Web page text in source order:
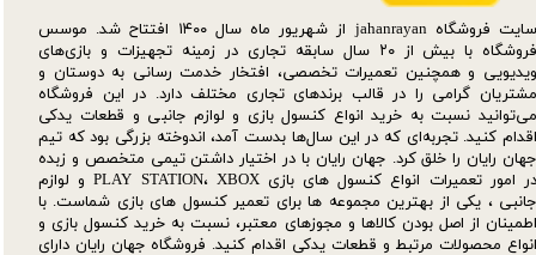
سایت فروشگاه jahanrayan از شهریور ماه سال ۱۴۰۰ افتتاح شد. موسس
فروشگاه با بیش از ۲۰ سال سابقه تجاری در زمینه تجهیزات و بازی‌های
ویدیویی و همچنین تعمیرات تخصصی، افتخار خدمت رسانی به دوستان و
مشتریان گرامی را در قالب برندهای تجاری مختلف دارد. در این فروشگاه
می‌توانید نسبت به خرید انواع کنسول بازی و لوازم جانبی و قطعات یدکی‌
اقدام کنید. تجربه‌ای که در این سال‌ها بدست آمد، اندوخته بزرگی بود که تیم
جهان رایان را خلق کرد. جهان رایان با در اختیار داشتن تیمی متخصص و زبده
در امور تعمیرات انواع کنسول های بازی PLAY STATION، XBOX و لوازم
جانبی ، یکی از بهترین مجموعه ها برای تعمیر کنسول های بازی شماست. با
اطمینان از اصل بودن کالاها و مجوزهای معتبر، نسبت به خرید کنسول بازی و
انواع محصولات مرتبط و قطعات یدکی اقدام کنید. فروشگاه جهان رایان دارای